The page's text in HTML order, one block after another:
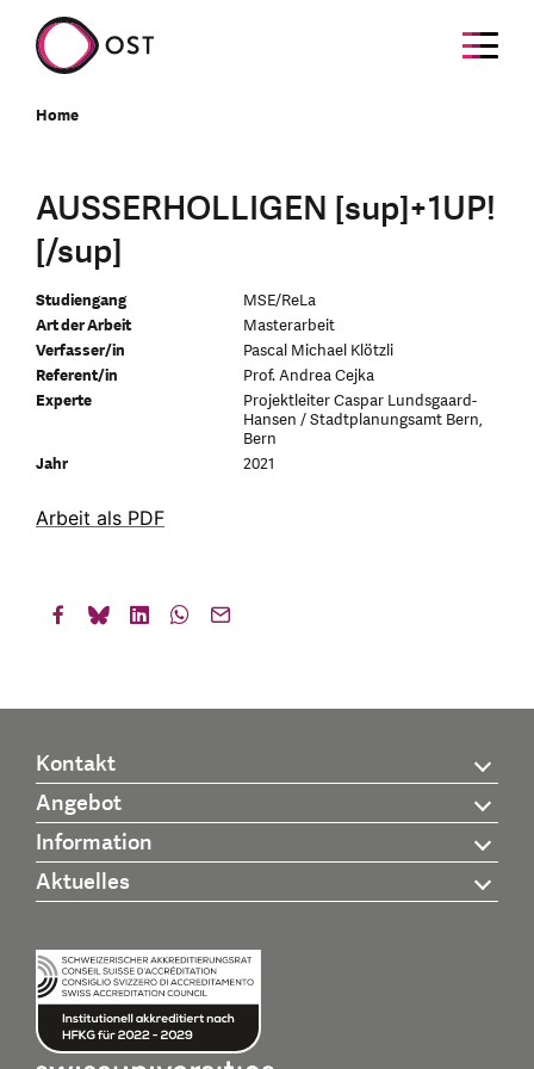
Home
AUSSERHOLLIGEN [sup]+1UP!
[/sup]
Studiengang
MSE/ReLa
Art der Arbeit
Masterarbeit
Verfasser/in
Pascal Michael Klötzli
Referent/in
Prof. Andrea Cejka
Experte
Projektleiter Caspar Lundsgaard-
Hansen / Stadtplanungsamt Bern,
Bern
Jahr
2021
Arbeit als PDF
Kontakt
Angebot
Information
Aktuelles